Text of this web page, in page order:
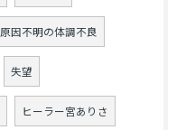
原因不明の体調不良
失望
ヒーラー宮ありさ